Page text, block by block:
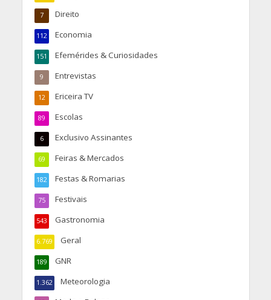
Direito
7
Economia
112
Efemérides & Curiosidades
151
Entrevistas
9
Ericeira TV
12
Escolas
89
Exclusivo Assinantes
6
Feiras & Mercados
69
Festas & Romarias
182
Festivais
75
Gastronomia
543
Geral
6.769
GNR
189
Meteorologia
1.362